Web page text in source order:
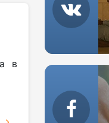
в